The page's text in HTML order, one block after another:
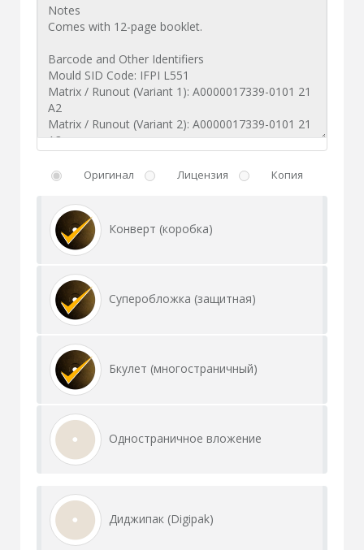
Оригинал Лицензия Копия
Конверт (коробка)
Суперобложка (защитная)
Бкулет (многостраничный)
Одностраничное вложение
Диджипак (Digipak)